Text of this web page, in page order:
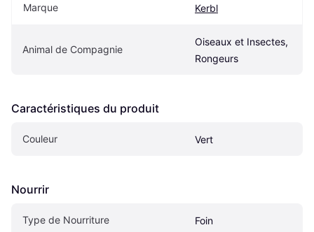
Marque Kerbl
Animal de Compagnie
Oiseaux et Insectes,
Rongeurs
Caractéristiques du produit
Couleur Vert
Nourrir
Type de Nourriture Foin